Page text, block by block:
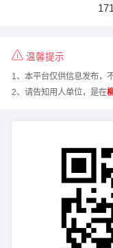
温馨提示
1、本平台仅供信息发布，
2、请告知用人单位，是在